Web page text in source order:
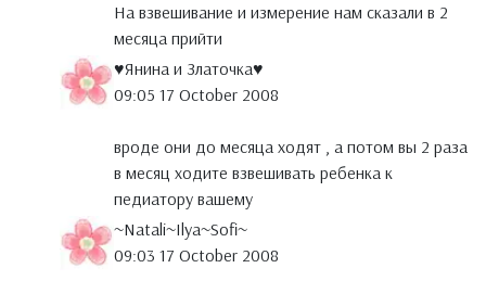
На взвешивание и измерение нам сказали в 2
месяца прийти
♥Янина и Златочка♥
09:05 17 October 2008
вроде они до месяца ходят , а потом вы 2 раза
в месяц ходите взвешивать ребенка к
педиатору вашему
~Natali~Ilya~Sofi~
09:03 17 October 2008